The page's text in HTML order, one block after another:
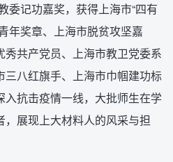
委记功嘉奖，获得上海市“四有
年奖章、上海市脱贫攻坚嘉
共产党员、上海市教卫党委系
八红旗手、上海市巾帼建功标
抗击疫情一线，大批师生在学
展现上大材料人的风采与担